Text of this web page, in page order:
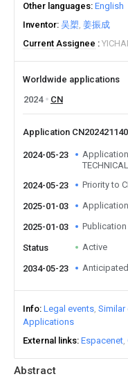
Abstract
Other languages English
Inventor 吴槊 姜振成
Current Assignee
Worldwide applications
2024
CN
Application
2024-05-23
Application
2024-05-23
Priority to
2025-01-03
2025-01-03 Publication
Status Active
2034-05-23
Info Legal events
Applications
External links Espacenet